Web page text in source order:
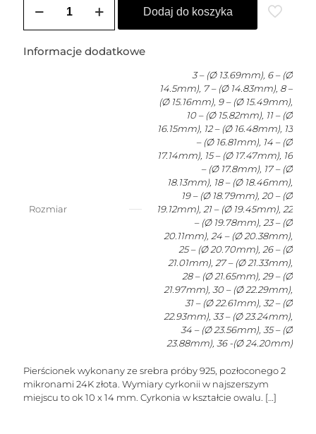
Pierścionek
OVAL
Dodaj do koszyka
Informacje dodatkowe
Rozmiar
3 – (Ø 13.69mm), 6 – (Ø
14.5mm), 7 – (Ø 14.83mm), 8 –
(Ø 15.16mm), 9 – (Ø 15.49mm),
10 – (Ø 15.82mm), 11 – (Ø
16.15mm), 12 – (Ø 16.48mm), 13
– (Ø 16.81mm), 14 – (Ø
17.14mm), 15 – (Ø 17.47mm), 16
– (Ø 17.8mm), 17 – (Ø
18.13mm), 18 – (Ø 18.46mm),
19 – (Ø 18.79mm), 20 – (Ø
19.12mm), 21 – (Ø 19.45mm), 22
– (Ø 19.78mm), 23 – (Ø
20.11mm), 24 – (Ø 20.38mm),
25 – (Ø 20.70mm), 26 – (Ø
21.01mm), 27 – (Ø 21.33mm),
28 – (Ø 21.65mm), 29 – (Ø
21.97mm), 30 – (Ø 22.29mm),
31 – (Ø 22.61mm), 32 – (Ø
22.93mm), 33 – (Ø 23.24mm),
34 – (Ø 23.56mm), 35 – (Ø
23.88mm), 36 -(Ø 24.20mm)
Pierścionek wykonany ze srebra próby 925, pozłoconego 2
mikronami 24K złota. Wymiary cyrkonii w najszerszym
miejscu to ok 10 x 14 mm. Cyrkonia w kształcie owalu. […]